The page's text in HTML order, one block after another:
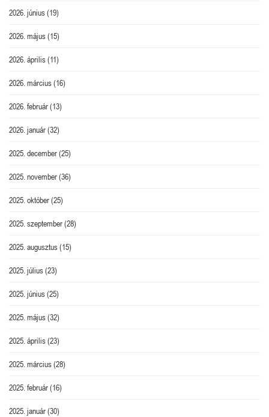
2026. június(19)
2026. május(15)
2026. április(11)
2026. március(16)
2026. február(13)
2026. január(32)
2025. december(25)
2025. november(36)
2025. október(25)
2025. szeptember(28)
2025. augusztus(15)
2025. július(23)
2025. június(25)
2025. május(32)
2025. április(23)
2025. március(28)
2025. február(16)
2025. január(30)